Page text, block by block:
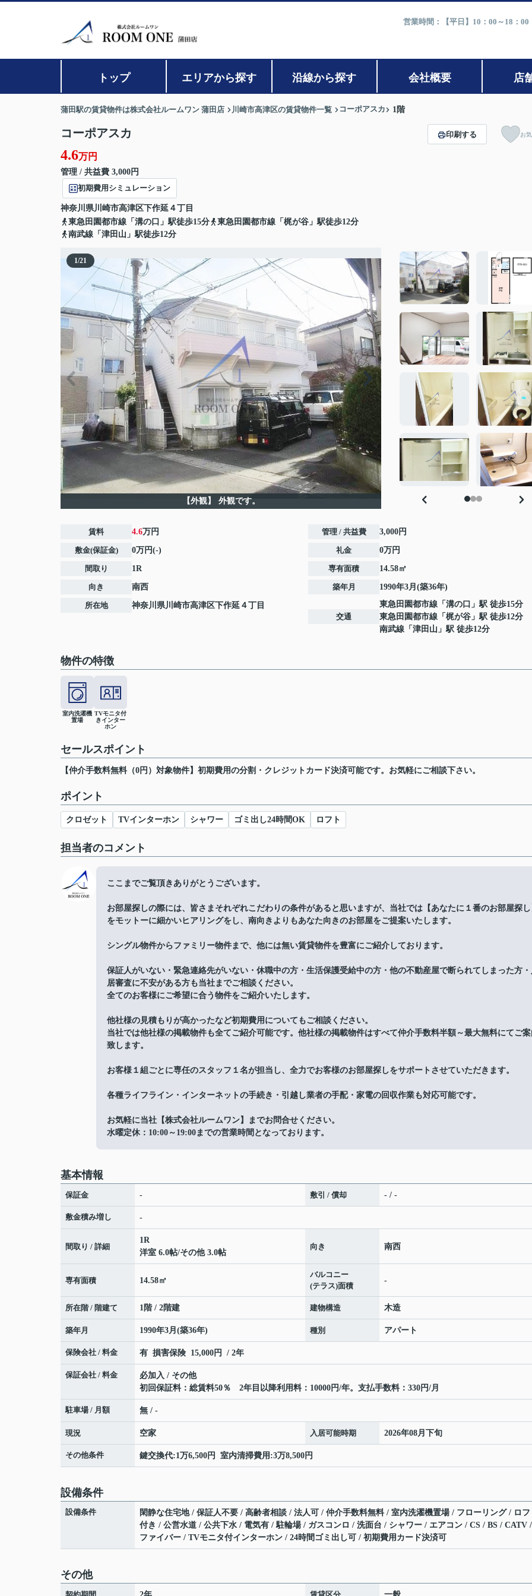
営業時間：【平日】10：00～18：
トップ エリアから探す 沿線から探す 会社概要 店
蒲田駅の賃貸物件は株式会社ルームワン 蒲田店 川崎市高津区の賃貸物件一覧 コーポアスカ 1階
コーポアスカ
4.6万円
管理 / 共益費 3,000円
初期費用シミュレーション
神奈川県川崎市高津区下作延 ４丁目
東急田園都市線「溝の口」駅徒歩15分
東急田園都市線「梶が谷」駅徒歩12分
南武線「津田山」駅徒歩12分
印刷する お
1/21
【外観】 外観です。
賃料 4.6万円
敷金(保証金) 0万円(-)
間取り 1R
向き 南西
所在地 神奈川県川崎市高津区下作延 ４丁目
管理 / 共益費 3,000円
礼金 0万円
専有面積 14.58㎡
築年月 1990年3月(築36年)
交通
東急田園都市線 「 溝の口 」駅 徒歩15分
東急田園都市線 「 梶が谷 」駅 徒歩12分
南武線 「 津田山 」駅 徒歩12分
物件の特徴
室内洗濯機
置場
TVモニタ付
きインター
ホン
セールスポイント
【仲介手数料無料（0円）対象物件】初期費用の分割・クレジットカード決済可能です。お気軽にご相談下さい。
ポイント
クロゼット TVインターホン シャワー ゴミ出し24時間OK ロフト
担当者のコメント
ここまでご覧頂きありがとうございます。
お部屋探しの際には、皆さまそれぞれこだわりの条件があると思いますが、当社では【あなたに１番のお部屋探し
をモットーに細かいヒアリングをし、南向きよりもあなた向きのお部屋をご提案いたします。
シングル物件からファミリー物件まで、他には無い賃貸物件を豊富にご紹介しております。
保証人がいない・緊急連絡先がいない・休職中の方・生活保護受給中の方・他の不動産屋で断られてしまった方・
居審査に不安がある方も当社までご相談ください。
全てのお客様にご希望に合う物件をご紹介いたします。
他社様の見積もりが高かったなど初期費用についてもご相談ください。
当社では他社様の掲載物件も全てご紹介可能です。他社様の掲載物件はすべて仲介手数料半額～最大無料にてご案
致します。
お客様１組ごとに専任のスタッフ１名が担当し、全力でお客様のお部屋探しをサポートさせていただきます。
各種ライフライン・インターネットの手続き・引越し業者の手配・家電の回収作業も対応可能です。
お気軽に当社【株式会社ルームワン】までお問合せください。
水曜定休：10:00～19:00までの営業時間となっております。
基本情報
保証金 - 敷引 / 償却 - / -
敷金積み増し -
間取り / 詳細
1R
洋室 6.0帖/その他 3.0帖
向き 南西
専有面積 14.58㎡
バルコニー
(テラス)面積
-
所在階 / 階建て 1階 / 2階建 建物構造 木造
築年月 1990年3月(築36年) 種別 アパート
保険会社 / 料金 有 損害保険 15,000円 / 2年
保証会社 / 料金
必加入 / その他
初回保証料：総賃料50％ 2年目以降利用料：10000円/年。支払手数料：330円/月
駐車場 / 月額 無 / -
現況 空家 入居可能時期 2026年08月下旬
その他条件 鍵交換代:1万6,500円 室内清掃費用:3万8,500円
設備条件
設備条件
閑静な住宅地 / 保証人不要 / 高齢者相談 / 法人可 / 仲介手数料無料 / 室内洗濯機置場 / フローリング / ロフ
付き / 公営水道 / 公共下水 / 電気有 / 駐輪場 / ガスコンロ / 洗面台 / シャワー / エアコン / CS / BS / CATV
ファイバー / TVモニタ付インターホン / 24時間ゴミ出し可 / 初期費用カード決済可
その他